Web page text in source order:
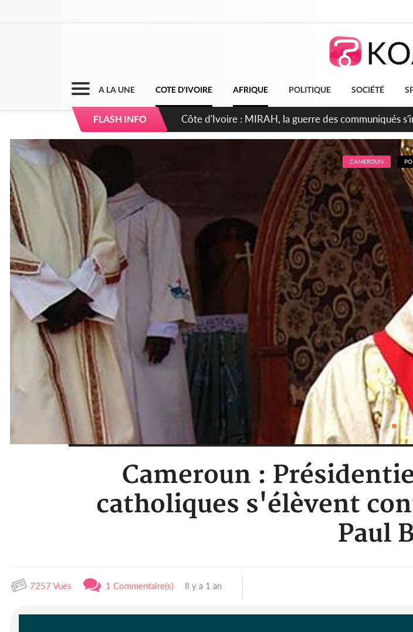
A LA UNE COTE D'IVOIRE AFRIQUE POLITIQUE SOCIÉTÉ
FLASH INFO Côte d'Ivoire : Indépendance 2026, Thiam plaide
CAMEROUN
Cameroun :
catholiques s'élèvent
Paul
7257 Vues 1 Commentaire(s) Il y a 1 an